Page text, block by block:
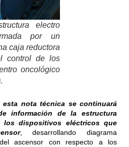
electro
por un
caja reductora
control de los
oncológico
nota técnica se continuará
información de la estructura
los dispositivos eléctricos que
, desarrollando diagrama
ascensor con respecto a los